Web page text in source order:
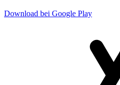
Download bei Google Play